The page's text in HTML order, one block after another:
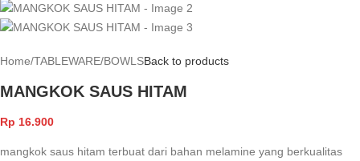
Home/TABLEWARE/BOWLSBack to products
MANGKOK SAUS HITAM
Rp 16.900
mangkok saus hitam terbuat dari bahan melamine yang berkualitas